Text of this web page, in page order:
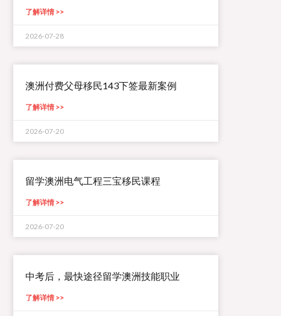
了解详情 >>
2026-07-28
澳洲付费父母移民143下签最新案例
了解详情 >>
2026-07-20
留学澳洲电气工程三宝移民课程
了解详情 >>
2026-07-20
中考后，最快途径留学澳洲技能职业
了解详情 >>